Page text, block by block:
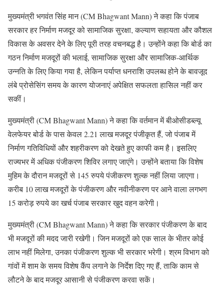
मुख्यमंत्री भगवंत सिंह मान (CM Bhagwant Mann) ने कहा कि पंजाब
सरकार हर निर्माण मजदूर को सामाजिक सुरक्षा, कल्याण सहायता और कौशल
विकास के अवसर देने के लिए पूरी तरह वचनबद्ध है। उन्होंने कहा कि बोर्ड का
गठन निर्माण मजदूरों की भलाई, सामाजिक सुरक्षा और सामाजिक-आर्थिक
उन्नति के लिए किया गया है, लेकिन पर्याप्त धनराशि उपलब्ध होने के बावजूद
लंबे प्रोसेसिंग समय के कारण योजनाएं अपेक्षित सफलता हासिल नहीं कर
सकीं।
मुख्यमंत्री (CM Bhagwant Mann) ने कहा कि वर्तमान में बीओसीडब्ल्यू
वेलफेयर बोर्ड के पास केवल 2.21 लाख मजदूर पंजीकृत हैं, जो पंजाब में
निर्माण गतिविधियों और शहरीकरण को देखते हुए काफी कम है। इसलिए
राज्यभर में अधिक पंजीकरण शिविर लगाए जाएंगे। उन्होंने बताया कि विशेष
मुहिम के दौरान मजदूरों से 145 रुपये पंजीकरण शुल्क नहीं लिया जाएगा।
करीब 10 लाख मजदूरों के पंजीकरण और नवीनीकरण पर आने वाला लगभग
15 करोड़ रुपये का खर्च पंजाब सरकार खुद वहन करेगी।
मुख्यमंत्री (CM Bhagwant Mann) ने कहा कि सरकार पंजीकरण के बाद
भी मजदूरों की मदद जारी रखेगी। जिन मजदूरों को एक साल के भीतर कोई
लाभ नहीं मिलेगा, उनका पंजीकरण शुल्क भी सरकार भरेगी। श्रम विभाग को
गांवों में शाम के समय विशेष कैंप लगाने के निर्देश दिए गए हैं, ताकि काम से
लौटने के बाद मजदूर आसानी से पंजीकरण करवा सकें।